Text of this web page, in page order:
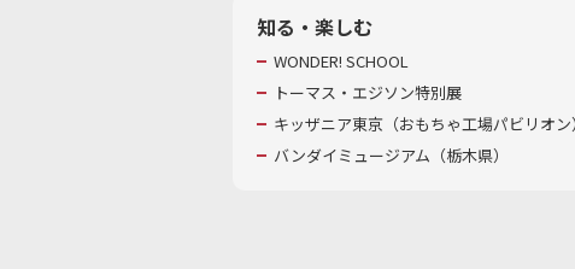
知る・楽しむ
WONDER! SCHOOL
トーマス・エジソン特別展
キッザニア東京（おもちゃ工場パビリオ
バンダイミュージアム（栃木県）